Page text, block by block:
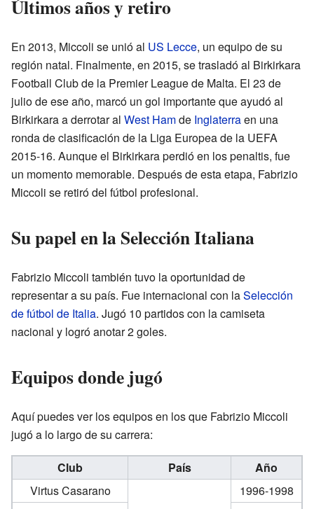
Últimos años y retiro
En 2013, Miccoli se unió al US Lecce, un equipo de su
región natal. Finalmente, en 2015, se trasladó al Birkirkara
Football Club de la Premier League de Malta. El 23 de
julio de ese año, marcó un gol importante que ayudó al
Birkirkara a derrotar al West Hamde Inglaterraen una
ronda de clasificación de la Liga Europea de la UEFA
2015-16. Aunque el Birkirkara perdió en los penaltis, fue
un momento memorable. Después de esta etapa, Fabrizio
Miccoli se retiró del fútbol profesional.
Su papel en la Selección Italiana
Fabrizio Miccoli también tuvo la oportunidad de
representar a su país. Fue internacional con laSelección
de fútbol de Italia. Jugó 10 partidos con la camiseta
nacional y logró anotar 2 goles.
Equipos donde jugó
Aquí puedes ver los equipos en los que Fabrizio Miccoli
jugó a lo largo de su carrera:
Club País
Año
Virtus Casarano
1996-1998